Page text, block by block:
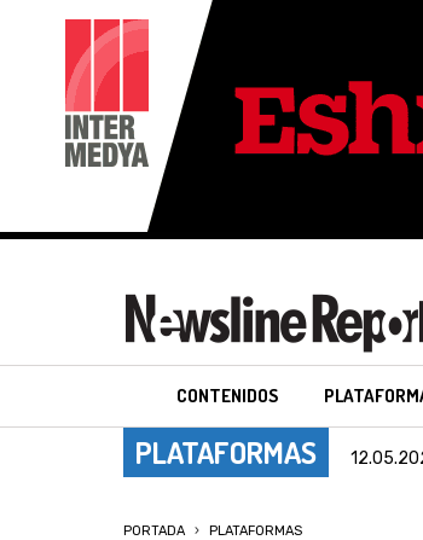
CONTENIDOS
PLATAFORMAS
PORTADA PLATAFORMAS